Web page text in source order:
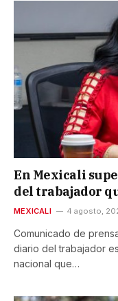
En Mexicali
del trabajador
MEXICALI 4 agosto,
Comunicado de
diario del trabajador
nacional que…